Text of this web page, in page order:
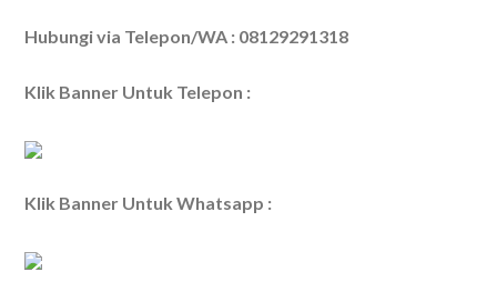
Hubungi via Telepon/WA : 08129291318
Klik Banner Untuk Telepon :
Klik Banner Untuk Whatsapp :